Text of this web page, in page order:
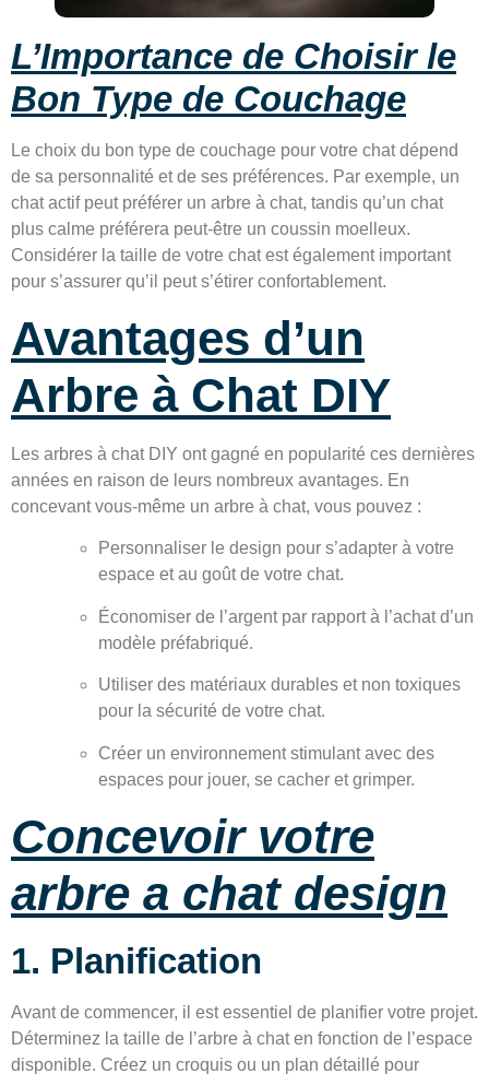
L’Importance de Choisir le
Bon Type de Couchage
Le choix du bon type de couchage pour votre chat dépend
de sa personnalité et de ses préférences. Par exemple, un
chat actif peut préférer un arbre à chat, tandis qu’un chat
plus calme préférera peut-être un coussin moelleux.
Considérer la taille de votre chat est également important
pour s’assurer qu’il peut s’étirer confortablement.
Avantages d’un
Arbre à Chat DIY
Les arbres à chat DIY ont gagné en popularité ces dernières
années en raison de leurs nombreux avantages. En
concevant vous-même un arbre à chat, vous pouvez :
Personnaliser le design pour s’adapter à votre
espace et au goût de votre chat.
Économiser de l’argent par rapport à l’achat d’un
modèle préfabriqué.
Utiliser des matériaux durables et non toxiques
pour la sécurité de votre chat.
Créer un environnement stimulant avec des
espaces pour jouer, se cacher et grimper.
Concevoir votre
arbre a chat design
1. Planification
Avant de commencer, il est essentiel de planifier votre projet.
Déterminez la taille de l’arbre à chat en fonction de l’espace
disponible. Créez un croquis ou un plan détaillé pour